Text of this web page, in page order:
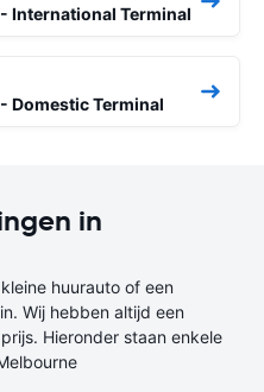
International Terminal
Domestic Terminal
in
huurauto of een
Wij hebben altijd een
Hieronder staan enkele